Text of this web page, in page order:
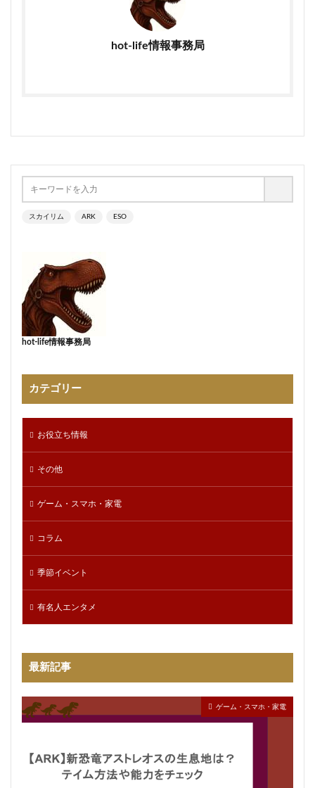
hot-life情報事務局
スカイリム ARK ESO
hot-life情報事務局
カテゴリー
お役立ち情報
その他
ゲーム・スマホ・家電
コラム
季節イベント
有名人エンタメ
最新記事
ゲーム・スマホ・家電